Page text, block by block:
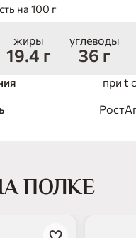
на 100 г
жиры
19.4 г
углеводы
36 г
при t
ПОЛКЕ